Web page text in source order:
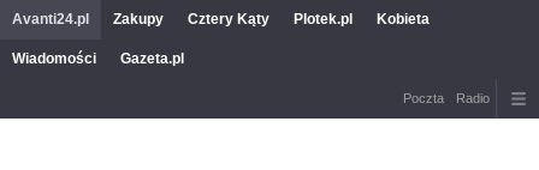
Avanti24.pl Zakupy Cztery Kąty Plotek.pl Kobieta
Wiadomości Gazeta.pl
Poczta Radio